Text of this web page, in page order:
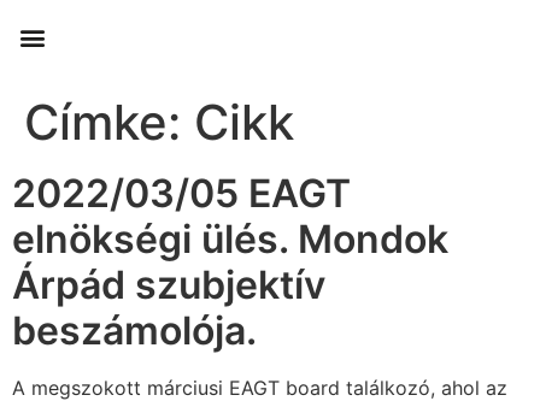
Címke: Cikk
2022/03/05 EAGT
elnökségi ülés. Mondok
Árpád szubjektív
beszámolója.
A megszokott márciusi EAGT board találkozó, ahol az